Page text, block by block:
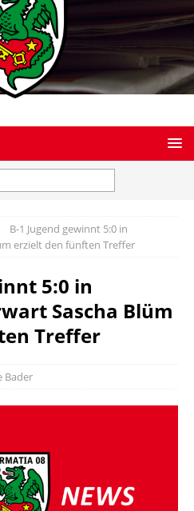
B-1 Jugend gewinnt 5:0 in
erzielt den fünften Treffer
5:0 in
Sascha Blüm
Treffer
Bader